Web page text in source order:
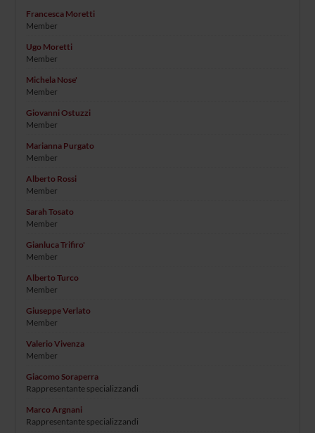
Francesca Moretti
Member
Ugo Moretti
Member
Michela Nose'
Member
Giovanni Ostuzzi
Member
Marianna Purgato
Member
Alberto Rossi
Member
Sarah Tosato
Member
Gianluca Trifiro'
Member
Alberto Turco
Member
Giuseppe Verlato
Member
Valerio Vivenza
Member
Giacomo Soraperra
Rappresentante specializzandi
Marco Argnani
Rappresentante specializzandi